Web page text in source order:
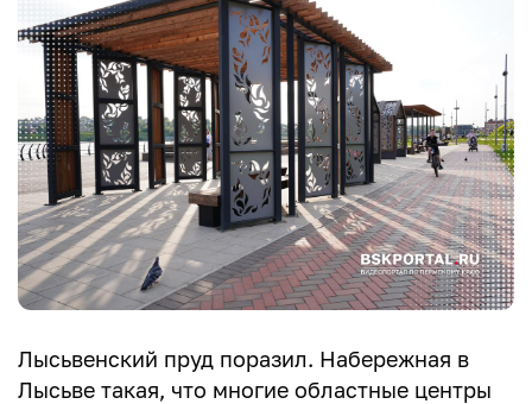
Лысьвенский пруд поразил. Набережная в
Лысьве такая, что многие областные центры